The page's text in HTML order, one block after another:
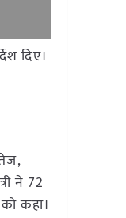
दिए।
ने 72
कहा।